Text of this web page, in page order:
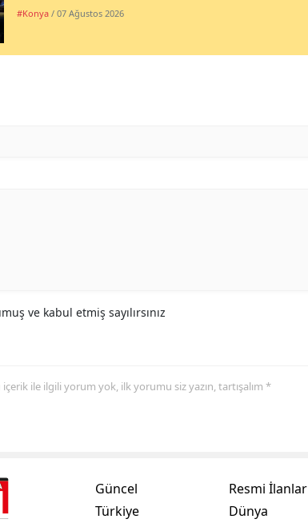
Trabzon
Uşak
Van
#Konya / 07 Ağustos 2026
ve kabul etmiş sayılırsınız
ile ilgili yorum yok, ilk yorumu siz yazın, tartışalım *
Güncel
Türkiye
Resmi İlanlar
Dünya